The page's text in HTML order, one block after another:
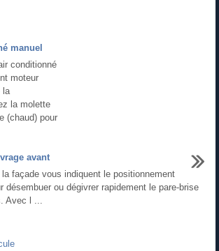
manuel
conditionné
moteur
la
la molette
(chaud) pour
avant
façade vous indiquent le positionnement
désembuer ou dégivrer rapidement le pare-brise
Avec l ...